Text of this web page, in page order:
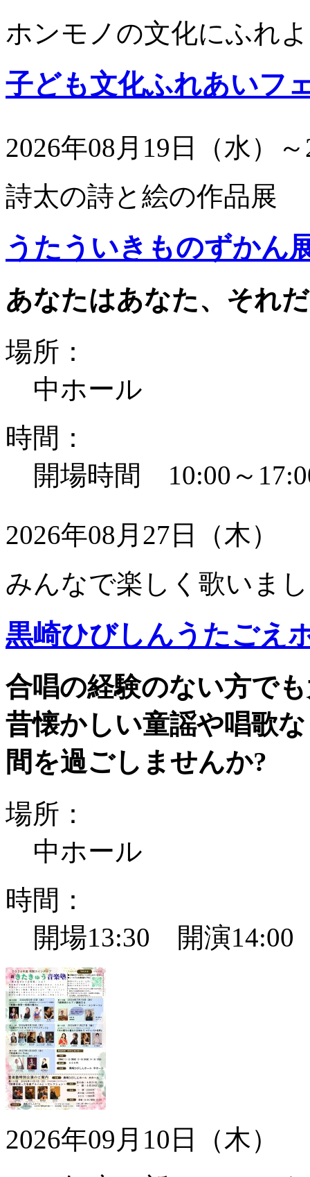
ホンモノの文化にふれ
子ども文化ふれあいフ
2026年08月19日（水）
詩太の詩と絵の作品展
うたういきものずかん
あなたはあなた、それ
場所：
中ホール
時間：
開場時間 10:00～
2026年08月27日（木）
みんなで楽しく歌いま
黒崎ひびしんうたごえ
合唱の経験のない方で
昔懐かしい童謡や唱歌
間を過ごしませんか?
場所：
中ホール
時間：
開場13:30 開演14:00
2026年09月10日（木）